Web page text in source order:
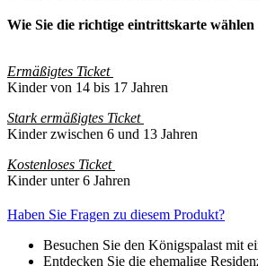
Wie Sie die richtige eintrittskarte wählen
Ermäßigtes Ticket
Kinder von 14 bis 17 Jahren
Stark ermäßigtes Ticket
Kinder zwischen 6 und 13 Jahren
Kostenloses Ticket
Kinder unter 6 Jahren
Haben Sie Fragen zu diesem Produkt?
Besuchen Sie den Königspalast mit
Entdecken Sie die ehemalige